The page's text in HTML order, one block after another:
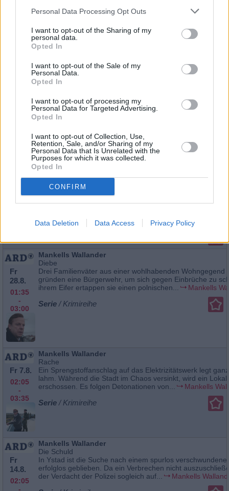
Personal Data Processing Opt Outs
I want to opt-out of the Sharing of my
personal data.
Opted In
I want to opt-out of the Sale of my
Personal Data.
Opted In
I want to opt-out of processing my
Personal Data for Targeted Advertising.
Opted In
I want to opt-out of Collection, Use,
Retention, Sale, and/or Sharing of my
Personal Data that Is Unrelated with the
Purposes for which it was collected.
Opted In
CONFIRM
Data Deletion Data Access Privacy Policy
Fr 11.9.
Mankells Wallander
Der evangelische Pfarrer Henrik Nordström wurde
und liegt seither im Koma. Als die Ärzte seinen Hirntod
verfügt seine Frau Åsa die Abschaltung...
Serie/ Krimireihe
Mankells Wallander
Die Leiche eines ermordeten Motorradfahrers führt
Wallander auf die Spur eines Drogenrings, der Rennfahrer
hochgezüchteten Maschinen als Kuriere anheuert. In...
Wallander
Serie/ Krimireihe
18.9.
Mankells Wallander
Das Leck
Wallanders Vorfreude auf ein entspanntes
nur kurz: Die Detonation einer Autobombe verbreitet Angst
Wallander
Fr
28.8.
01:35
-
03:00
Mankells Wallander
Diebe
Drei Familienväter aus einer wohlhabenden Wohngegend
gründen eine Bürgerwehr, um sich gegen Einbrüche zu
ihrem Eifer ertappen sie einen polnischen...
Mankells
Serie / Krimireihe
Fr 7.8.
02:05
-
03:35
Mankells Wallander
Rache
Ein Sprengstoffanschlag auf das Elektrizitätswerk legt
lahm. Während die Stadt im Chaos versinkt, wird ein
erschossen. Es folgen Detonationen von...
Mankells
Serie / Krimireihe
Fr
14.8.
02:05
-
Mankells Wallander
Die Schuld
In Ystad ist die Suche nach einem spurlos
erfolglos geblieben. Da ein Verbrechen nicht
der Verdacht der Polizei sogleich auf...
Mankells